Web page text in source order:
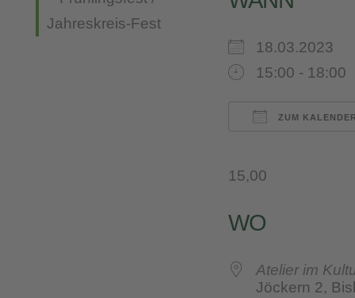
18.03.2023
15:00 - 18:00
ZUM
15,00
WO
Atelier im
Jöckern 2,